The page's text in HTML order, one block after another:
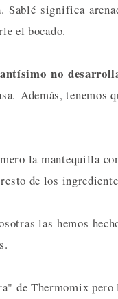
. Sablé significa
el bocado.
no
Además, tenemos
la mantequilla
de los
las hemos
de Thermomix pero